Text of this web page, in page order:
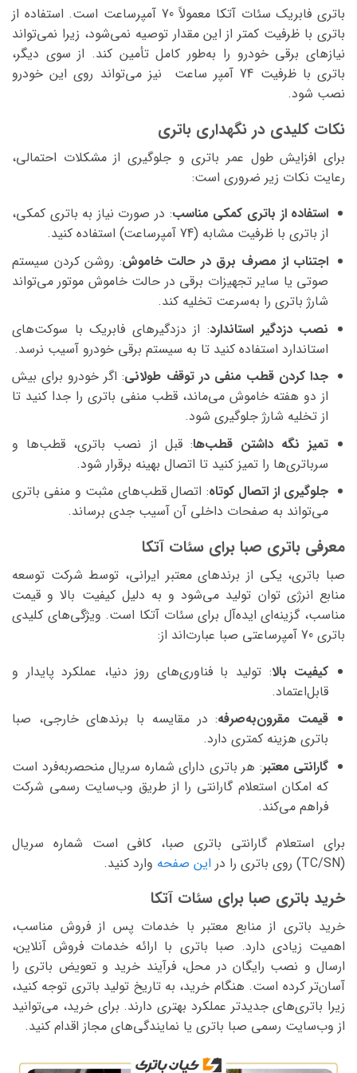
باتری فابریک سئات آتکا معمولاً 70 آمپرساعت است. استفاده از
باتری با ظرفیت کمتر از این مقدار توصیه نمی‌شود، زیرا نمی‌تواند
نیازهای برقی خودرو را به‌طور کامل تأمین کند. از سوی دیگر،
باتری با ظرفیت 74 آمپر ساعت نیز می‌تواند روی این خودرو
نصب شود.
نکات کلیدی در نگهداری باتری
برای افزایش طول عمر باتری و جلوگیری از مشکلات احتمالی،
رعایت نکات زیر ضروری است:
استفاده از باتری کمکی مناسب: در صورت نیاز به باتری کمکی،
از باتری با ظرفیت مشابه (74 آمپرساعت) استفاده کنید.
اجتناب از مصرف برق در حالت خاموش: روشن کردن سیستم
صوتی یا سایر تجهیزات برقی در حالت خاموش موتور می‌تواند
شارژ باتری را به‌سرعت تخلیه کند.
نصب دزدگیر استاندارد: از دزدگیرهای فابریک با سوکت‌های
استاندارد استفاده کنید تا به سیستم برقی خودرو آسیب نرسد.
جدا کردن قطب منفی در توقف طولانی: اگر خودرو برای بیش
از دو هفته خاموش می‌ماند، قطب منفی باتری را جدا کنید تا
از تخلیه شارژ جلوگیری شود.
تمیز نگه داشتن قطب‌ها: قبل از نصب باتری، قطب‌ها و
سرباتری‌ها را تمیز کنید تا اتصال بهینه برقرار شود.
جلوگیری از اتصال کوتاه: اتصال قطب‌های مثبت و منفی باتری
می‌تواند به صفحات داخلی آن آسیب جدی برساند.
معرفی باتری صبا برای سئات آتکا
صبا باتری، یکی از برندهای معتبر ایرانی، توسط شرکت توسعه
منابع انرژی توان تولید می‌شود و به دلیل کیفیت بالا و قیمت
مناسب، گزینه‌ای ایده‌آل برای سئات آتکا است. ویژگی‌های کلیدی
باتری 70 آمپرساعتی صبا عبارت‌اند از:
کیفیت بالا: تولید با فناوری‌های روز دنیا، عملکرد پایدار و
قابل‌اعتماد.
قیمت مقرون‌به‌صرفه: در مقایسه با برندهای خارجی، صبا
باتری هزینه کمتری دارد.
گارانتی معتبر: هر باتری دارای شماره سریال منحصربه‌فرد است
که امکان استعلام گارانتی را از طریق وب‌سایت رسمی شرکت
فراهم می‌کند.
برای استعلام گارانتی باتری صبا، کافی است شماره سریال
(TC/SN) روی باتری را در
این صفحه وارد کنید.
خرید باتری صبا برای سئات آتکا
خرید باتری از منابع معتبر با خدمات پس از فروش مناسب،
اهمیت زیادی دارد. صبا باتری با ارائه خدمات فروش آنلاین،
ارسال و نصب رایگان در محل، فرآیند خرید و تعویض باتری را
آسان‌تر کرده است. هنگام خرید، به تاریخ تولید باتری توجه کنید،
زیرا باتری‌های جدیدتر عملکرد بهتری دارند. برای خرید، می‌توانید
از وب‌سایت رسمی صبا باتری یا نمایندگی‌های مجاز اقدام کنید.
نمایشگر